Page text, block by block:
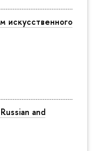
искусственного
and